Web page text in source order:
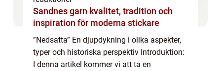
Sandnes garn kvalitet, tradition och
inspiration för moderna stickare
”Nedsatta” En djupdykning i olika aspekter,
typer och historiska perspektiv Introduktion:
I denna artikel kommer vi att ta en